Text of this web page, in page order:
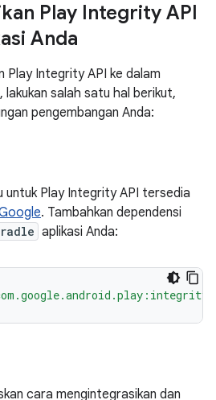
Play Integrity API
Anda
Play Integrity API ke dalam
lakukan salah satu hal berikut,
pengembangan Anda:
Play Integrity API tersedia
. Tambahkan dependensi
aplikasi Anda:
cara mengintegrasikan dan